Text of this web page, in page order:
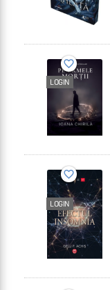
favorite_border
LOGIN
favorite_border
LOGIN